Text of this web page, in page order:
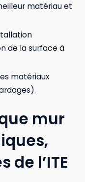
matériau et
de la surface à
matériaux
mur
de l’ITE